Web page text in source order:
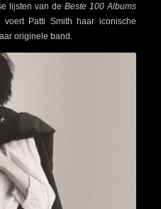
lijsten van de Beste 100 Albums
voert Patti Smith haar iconische
originele band.